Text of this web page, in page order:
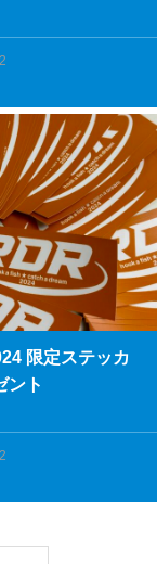
限定ステッカ
ント